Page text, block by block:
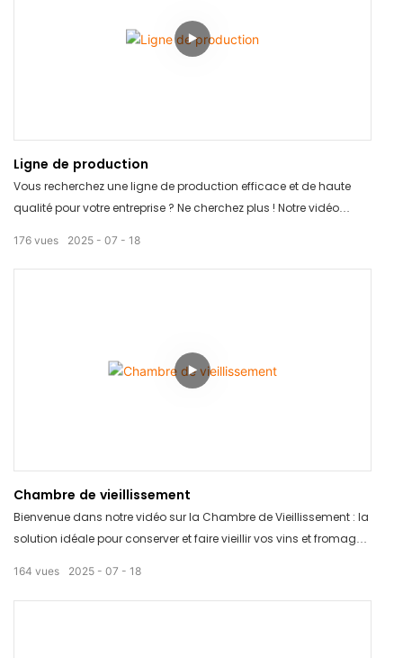
Ligne de production
Vous recherchez une ligne de production efficace et de haute
qualité pour votre entreprise ? Ne cherchez plus ! Notre vidéo
accroître votre productivité. Regardez-la dès maintenant et
2025 07 18
176 vues
Chambre de vieillissement
Bienvenue dans notre vidéo sur la Chambre de Vieillissement : la
solution idéale pour conserver et faire vieillir vos vins et fromages
contrôler le processus de vieillissement pour obtenir un profil
2025 07 18
164 vues